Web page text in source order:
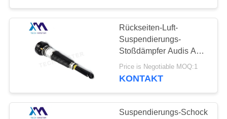
Schlagdämpfer in
der Luftfederung
101
Rückseiten-Luft-
Suspendierungs-
Stoßdämpfer Audis A8
D4 für Luft-Spreize
4H0616040AD
Price is Negotiable MOQ:1
KONTAKT
Suspendierungs-Schock